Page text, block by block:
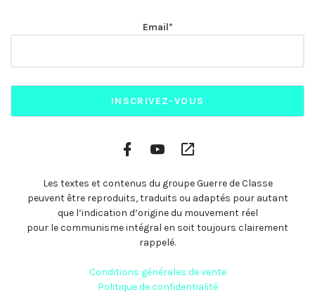
Email*
Facebook
Profile
YouTube
Channel
Les textes et contenus du groupe Guerre de Classe
peuvent être reproduits, traduits ou adaptés pour autant
que l’indication d’origine du mouvement réel
pour le communisme intégral en soit toujours clairement
rappelé.
Conditions générales de vente
Politique de confidentialité